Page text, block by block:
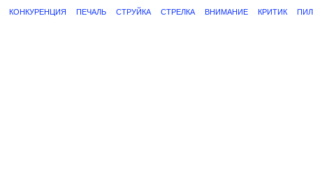
КОНКУРЕНЦИЯ ПЕЧАЛЬ СТРУЙКА СТРЕЛКА ВНИМАНИЕ КРИТИК